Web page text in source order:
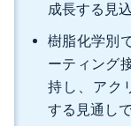
成長する見
樹脂化学別
ーティング
持し、アク
する見通しで